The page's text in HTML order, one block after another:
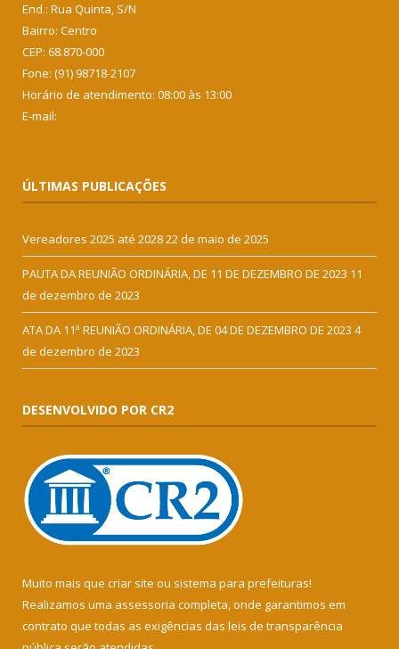
End.: Rua Quinta, S/N
Bairro: Centro
CEP: 68.870-000
Fone: (91) 98718-2107
Horário de atendimento: 08:00 às 13:00
E-mail:
ÚLTIMAS PUBLICAÇÕES
Vereadores 2025 até 202822 de maio de 2025
PAUTA DA REUNIÃO ORDINÁRIA, DE 11 DE DEZEMBRO DE 2023 11
de dezembro de 2023
ATA DA 11ª REUNIÃO ORDINÁRIA, DE 04 DE DEZEMBRO DE 2023 4
de dezembro de 2023
DESENVOLVIDO POR CR2
Muito mais que criar site ou sistema para prefeituras!
Realizamos uma assessoria completa, onde garantimos em
contrato que todas as exigências das leis de transparência